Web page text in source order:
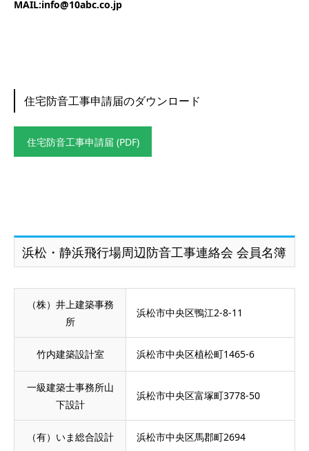
MAIL:info@10abc.co.jp
住宅防音工事申請届のダウンロード
住宅防音工事申請届 (PDF)
浜松・静浜飛行場周辺防音工事連絡会 会員名簿
（株）井上建築事務
所
浜松市中央区鴨江2-8-11
竹内建築設計室 浜松市中央区植松町1465-6
一級建築士事務所山
下設計
浜松市中央区富塚町3778-50
（有）いま総合設計 浜松市中央区馬郡町2694